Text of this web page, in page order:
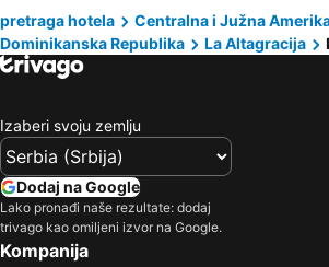
pretraga hotela
Centralna i Južna
Dominikanska Republika
La Altagracija
Izaberi svoju zemlju
Dodaj na Google
Lako pronađi naše rezultate: dodaj
trivago kao omiljeni izvor na Google.
Kompanija